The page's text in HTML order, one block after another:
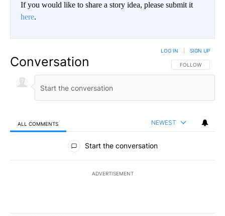
If you would like to share a story idea, please submit it
here.
Conversation FOLLOW THIS
FOLLOW
LOG IN SIGN UP
ALL COMMENTS NEWEST
All Comments
Start the conversation
ADVERTISEMENT